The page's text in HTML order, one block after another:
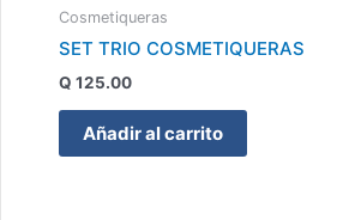
Cosmetiqueras
SET TRIO COSMETIQUERAS
Q 125.00
Añadir al carrito